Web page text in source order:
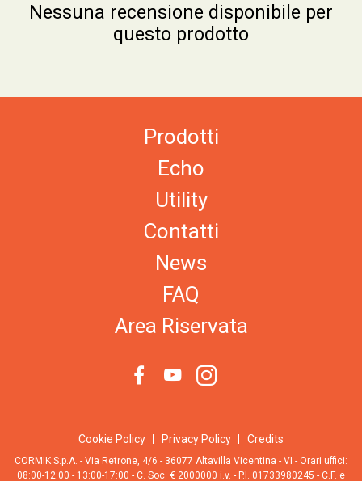
Nessuna recensione disponibile per
questo prodotto
Prodotti
Echo
Utility
Contatti
News
FAQ
Area Riservata
Cookie Policy Privacy Policy Credits
CORMIK S.p.A. - Via Retrone, 4/6 - 36077 Altavilla Vicentina - VI - Orari uffici:
08:00-12:00 - 13:00-17:00 - C. Soc. € 2000000 i.v. - P.I. 01733980245 - C.F. e